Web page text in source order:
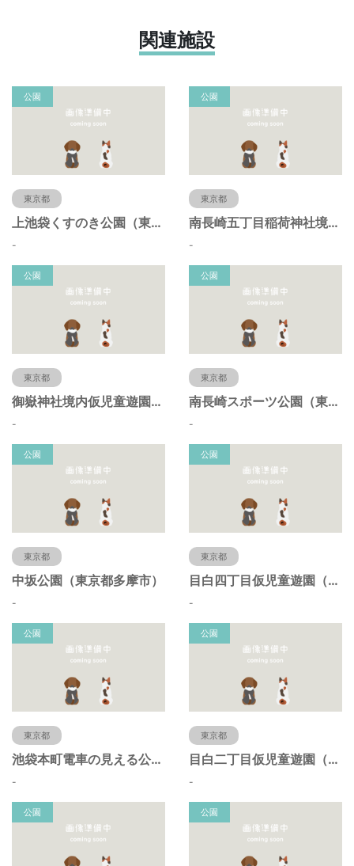
関連施設
公園
東京都
上池袋くすのき公園（東京都豊島区）
-
公園
東京都
南長崎五丁目稲荷神社境内仮児童遊園（東京都豊島区）
-
公園
東京都
御嶽神社境内仮児童遊園（東京都豊島区）
-
公園
東京都
南長崎スポーツ公園（東京都豊島区）
-
公園
東京都
中坂公園（東京都多摩市）
-
公園
東京都
目白四丁目仮児童遊園（東京都豊島区）
-
公園
東京都
池袋本町電車の見える公園（東京都豊島区）
-
公園
東京都
目白二丁目仮児童遊園（東京都豊島区）
-
公園 公園